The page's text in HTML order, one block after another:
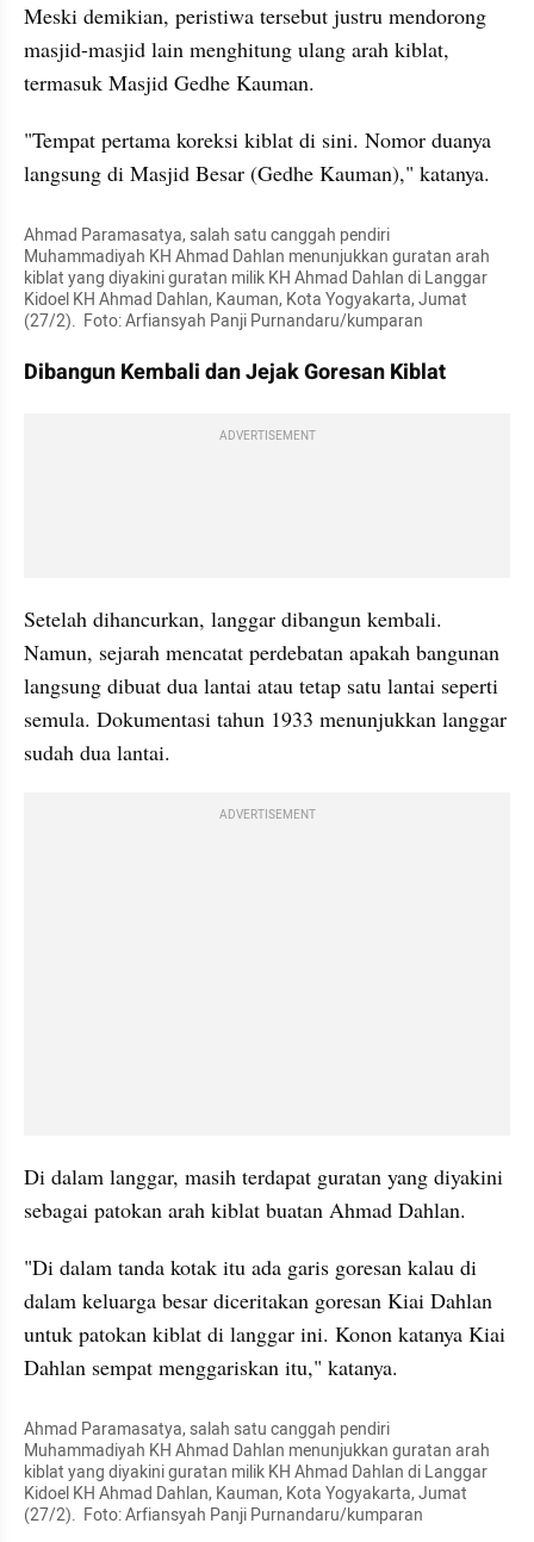
Meski demikian, peristiwa tersebut justru mendorong
masjid-masjid lain menghitung ulang arah kiblat,
termasuk Masjid Gedhe Kauman.
"Tempat pertama koreksi kiblat di sini. Nomor duanya
langsung di Masjid Besar (Gedhe Kauman)," katanya.
Ahmad Paramasatya, salah satu canggah pendiri
Muhammadiyah KH Ahmad Dahlan menunjukkan guratan arah
kiblat yang diyakini guratan milik KH Ahmad Dahlan di Langgar
Kidoel KH Ahmad Dahlan, Kauman, Kota Yogyakarta, Jumat
(27/2).  Foto: Arfiansyah Panji Purnandaru/kumparan
Dibangun Kembali dan Jejak Goresan Kiblat
ADVERTISEMENT
Setelah dihancurkan, langgar dibangun kembali.
Namun, sejarah mencatat perdebatan apakah bangunan
langsung dibuat dua lantai atau tetap satu lantai seperti
semula. Dokumentasi tahun 1933 menunjukkan langgar
sudah dua lantai.
ADVERTISEMENT
Di dalam langgar, masih terdapat guratan yang diyakini
sebagai patokan arah kiblat buatan Ahmad Dahlan.
"Di dalam tanda kotak itu ada garis goresan kalau di
dalam keluarga besar diceritakan goresan Kiai Dahlan
untuk patokan kiblat di langgar ini. Konon katanya Kiai
Dahlan sempat menggariskan itu," katanya.
Ahmad Paramasatya, salah satu canggah pendiri
Muhammadiyah KH Ahmad Dahlan menunjukkan guratan arah
kiblat yang diyakini guratan milik KH Ahmad Dahlan di Langgar
Kidoel KH Ahmad Dahlan, Kauman, Kota Yogyakarta, Jumat
(27/2).  Foto: Arfiansyah Panji Purnandaru/kumparan